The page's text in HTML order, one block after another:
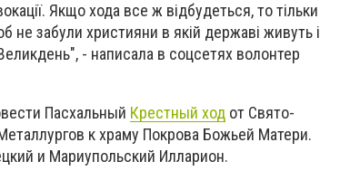
Якщо хода все ж відбудеться, то тільки
забули християни в якій державі живуть і
- написала в соцсетях волонтер
Пасхальный Крестный ход от Свято-
к храму Покрова Божьей Матери.
и Мариупольский Илларион.